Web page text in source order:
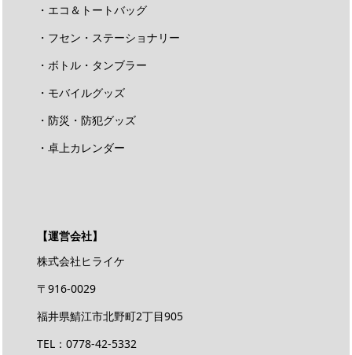
・エコ＆トートバッグ
・フセン・ステーショナリー
・ボトル・タンブラー
・モバイルグッズ
・防災・防犯グッズ
・卓上カレンダー
【運営会社】
株式会社ヒライケ
〒916-0029
福井県鯖江市北野町2丁目905
TEL：0778-42-5332